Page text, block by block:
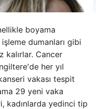
boyama
dumanları gibi
kalırlar. Cancer
her yıl
vakası tespit
29 yeni vaka
kadınlarda yedinci tip